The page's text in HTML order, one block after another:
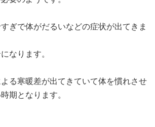
ぎで体がだるいなどの症状が出てきま
なります。
る寒暖差が出てきていて体を慣れさせ
期となります。